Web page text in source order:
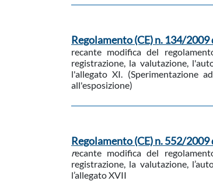
Regolamento (CE) n. 134/
recante modifica del
registrazione, la valutazione,
l'allegato XI. (Sperimentazione
all'esposizione)
Regolamento (CE) n. 552/
recante modifica del
registrazione, la valutazione,
l’allegato XVII